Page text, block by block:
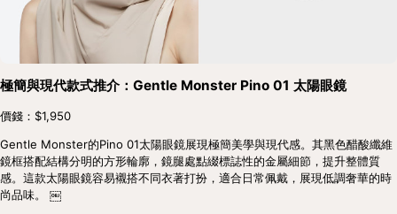
極簡與現代款式推介：Gentle Monster Pino 01 太陽眼鏡
價錢：$1,950
Gentle Monster的Pino 01太陽眼鏡展現極簡美學與現代感。其黑色醋酸纖維
鏡框搭配結構分明的方形輪廓，鏡腿處點綴標誌性的金屬細節，提升整體質
感。這款太陽眼鏡容易襯搭不同衣著打扮，適合日常佩戴，展現低調奢華的時
尚品味。 ￼